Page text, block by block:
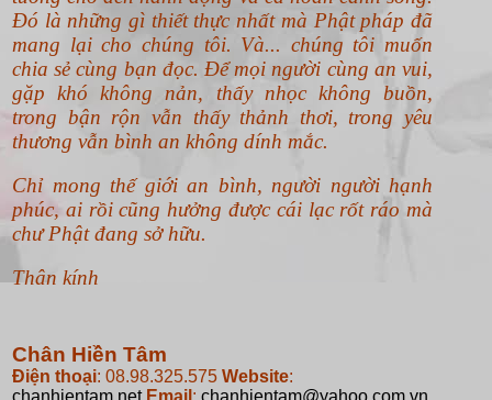
Đó là những gì thiết thực nhất mà Phật pháp đã
mang lại cho chúng tôi. Và... chúng tôi muốn
chia sẻ cùng bạn đọc. Để mọi người cùng an vui,
gặp khó không nản, thấy nhọc không buồn,
trong bận rộn vẫn thấy thảnh thơi, trong yêu
thương vẫn bình an không dính mắc.
Chỉ mong thế giới an bình, người người hạnh
phúc, ai rồi cũng hưởng được cái lạc rốt ráo mà
chư Phật đang sở hữu.
Thân kính
Chân Hiền Tâm
Điện thoại: 08.98.325.575 Website:
chanhientam.net Email : chanhientam@yahoo.com.vn